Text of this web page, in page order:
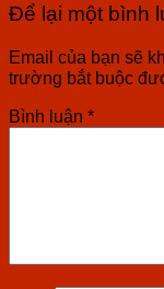
Để lại một bình
Email của bạn sẽ
trường bắt buộc
Bình luận *